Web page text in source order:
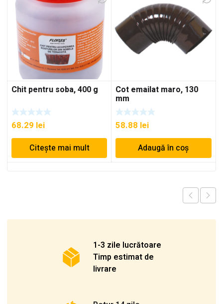
Chit pentru soba, 400 g
68.29 lei
Citește mai mult
Cot emailat maro, 130
mm
58.88 lei
Adaugă în coș
1-3 zile lucrătoare
Timp estimat de
livrare